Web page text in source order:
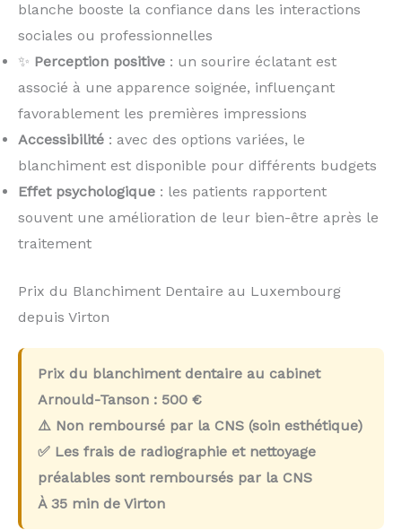
blanche booste la confiance dans les interactions
sociales ou professionnelles
✨ Perception positive : un sourire éclatant est
associé à une apparence soignée, influençant
favorablement les premières impressions
Accessibilité : avec des options variées, le
blanchiment est disponible pour différents budgets
Effet psychologique : les patients rapportent
souvent une amélioration de leur bien-être après le
traitement
Prix du Blanchiment Dentaire au Luxembourg
depuis Virton
Prix du blanchiment dentaire au cabinet
Arnould-Tanson : 500 €
⚠️ Non remboursé par la CNS (soin esthétique)
✅ Les frais de radiographie et nettoyage
préalables sont remboursés par la CNS
À 35 min de Virton